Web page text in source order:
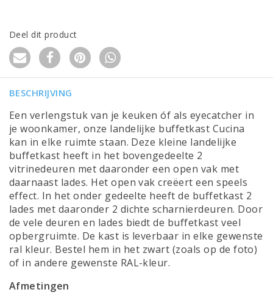
Deel dit product
BESCHRIJVING
Een verlengstuk van je keuken óf als eyecatcher in
je woonkamer, onze landelijke buffetkast Cucina
kan in elke ruimte staan. Deze kleine landelijke
buffetkast heeft in het bovengedeelte 2
vitrinedeuren met daaronder een open vak met
daarnaast lades. Het open vak creëert een speels
effect. In het onder gedeelte heeft de buffetkast 2
lades met daaronder 2 dichte scharnierdeuren. Door
de vele deuren en lades biedt de buffetkast veel
opbergruimte. De kast is leverbaar in elke gewenste
ral kleur. Bestel hem in het zwart (zoals op de foto)
of in andere gewenste RAL-kleur.
Afmetingen